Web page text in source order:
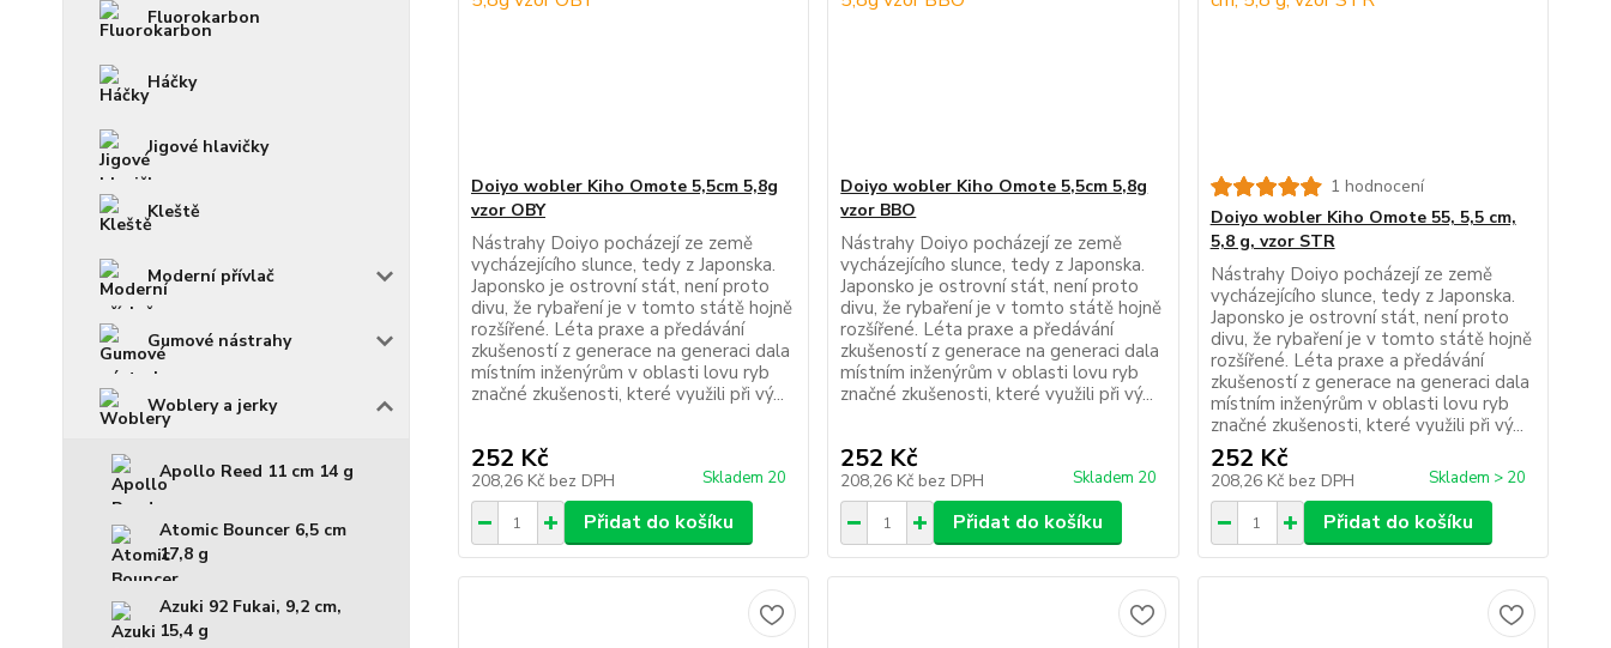
Fluorokarbon
Háčky
Jigové hlavičky
Kleště
Moderní přívlač
Gumové nástrahy
Woblery a jerky
Apollo Reed 11 cm 14 g
Atomic Bouncer 6,5 cm
17,8 g
Azuki 92 Fukai, 9,2 cm,
15,4 g
Doiyo wobler Kiho Omote 5,5cm 5,8g
vzor OBY
Nástrahy Doiyo pocházejí ze země
vycházejícího slunce, tedy z Japonska.
Japonsko je ostrovní stát, není proto
divu, že rybaření je v tomto státě hojně
rozšířené. Léta praxe a předávání
zkušeností z generace na generaci dala
místním inženýrům v oblasti lovu ryb
značné zkušenosti, které využili při vý...
252 Kč
208,26 Kč bez DPH Skladem 20
Přidat do košíku
Doiyo wobler Kiho Omote 5,5cm 5,8g
vzor BBO
Nástrahy Doiyo pocházejí ze země
vycházejícího slunce, tedy z Japonska.
Japonsko je ostrovní stát, není proto
divu, že rybaření je v tomto státě hojně
rozšířené. Léta praxe a předávání
zkušeností z generace na generaci dala
místním inženýrům v oblasti lovu ryb
značné zkušenosti, které využili při vý...
252 Kč
208,26 Kč bez DPH Skladem 20
Přidat do košíku
1 hodnocení
Doiyo wobler Kiho Omote 55, 5,5 cm,
5,8 g, vzor STR
Nástrahy Doiyo pocházejí ze země
vycházejícího slunce, tedy z Japonska.
Japonsko je ostrovní stát, není proto
divu, že rybaření je v tomto státě hojně
rozšířené. Léta praxe a předávání
zkušeností z generace na generaci dala
místním inženýrům v oblasti lovu ryb
značné zkušenosti, které využili při vý...
252 Kč
208,26 Kč bez DPH Skladem > 20
Přidat do košíku